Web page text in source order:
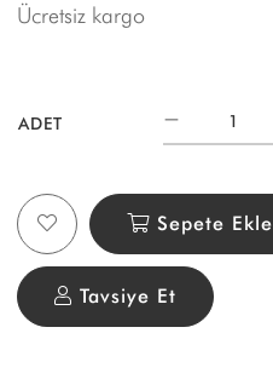
Ücretsiz kargo
ADET
Sepete Ekle
Tavsiye Et